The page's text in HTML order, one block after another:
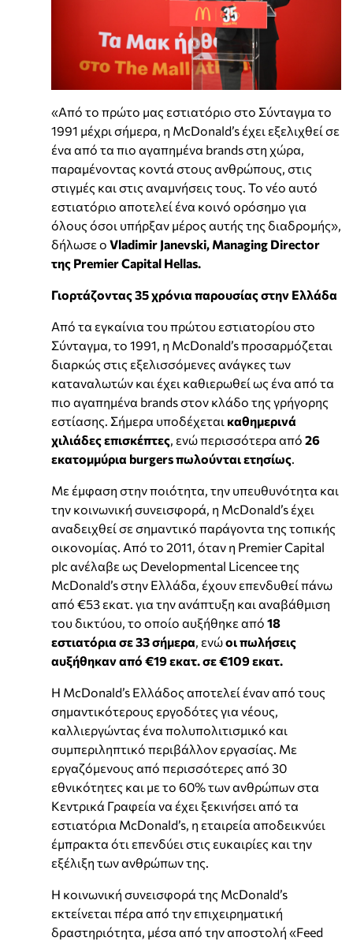
«Από το πρώτο μας εστιατόριο στο Σύνταγμα το
1991 μέχρι σήμερα, η McDonald’s έχει εξελιχθεί σε
ένα από τα πιο αγαπημένα brands στη χώρα,
παραμένοντας κοντά στους ανθρώπους, στις
στιγμές και στις αναμνήσεις τους. Το νέο αυτό
εστιατόριο αποτελεί ένα κοινό ορόσημο για
όλους όσοι υπήρξαν μέρος αυτής της διαδρομής»,
δήλωσε ο Vladimir Janevski, Managing Director
της Premier Capital Hellas.
Γιορτάζοντας 35 χρόνια παρουσίας στην Ελλάδα
Από τα εγκαίνια του πρώτου εστιατορίου στο
Σύνταγμα, το 1991, η McDonald’s προσαρμόζεται
διαρκώς στις εξελισσόμενες ανάγκες των
καταναλωτών και έχει καθιερωθεί ως ένα από τα
πιο αγαπημένα brands στον κλάδο της γρήγορης
εστίασης. Σήμερα υποδέχεται καθημερινά
χιλιάδες επισκέπτες, ενώ περισσότερα από 26
εκατομμύρια burgers πωλούνται ετησίως.
Με έμφαση στην ποιότητα, την υπευθυνότητα και
την κοινωνική συνεισφορά, η McDonald’s έχει
αναδειχθεί σε σημαντικό παράγοντα της τοπικής
οικονομίας. Από το 2011, όταν η Premier Capital
plc ανέλαβε ως Developmental Licencee της
McDonald’s στην Ελλάδα, έχουν επενδυθεί πάνω
από €53 εκατ. για την ανάπτυξη και αναβάθμιση
του δικτύου, το οποίο αυξήθηκε από 18
εστιατόρια σε 33 σήμερα, ενώοι πωλήσεις
αυξήθηκαν από €19 εκατ. σε €109 εκατ.
Η McDonald’s Ελλάδος αποτελεί έναν από τους
σημαντικότερους εργοδότες για νέους,
καλλιεργώντας ένα πολυπολιτισμικό και
συμπεριληπτικό περιβάλλον εργασίας. Με
εργαζόμενους από περισσότερες από 30
εθνικότητες και με το 60% των ανθρώπων στα
Κεντρικά Γραφεία να έχει ξεκινήσει από τα
εστιατόρια McDonald’s, η εταιρεία αποδεικνύει
έμπρακτα ότι επενδύει στις ευκαιρίες και την
εξέλιξη των ανθρώπων της.
Η κοινωνική συνεισφορά της McDonald’s
εκτείνεται πέρα από την επιχειρηματική
δραστηριότητα, μέσα από την αποστολή «Feed